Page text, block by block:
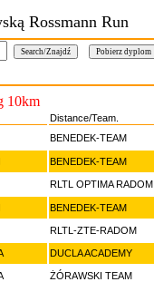
Rossmann Run
10km
Distance/Team.
BENEDEK-TEAM
BENEDEK-TEAM
RLTL OPTIMA RADOM
BENEDEK-TEAM
RLTL-ZTE-RADOM
DUCLA ACADEMY
ŻÓRAWSKI TEAM